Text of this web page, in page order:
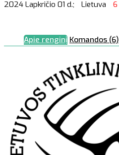
2024 Lapkričio 01 d.; Lietuva 6
Apie renginį Komandos (6)